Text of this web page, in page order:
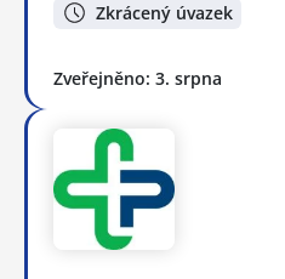
Zkrácený úvazek
Zveřejněno: 3. srpna